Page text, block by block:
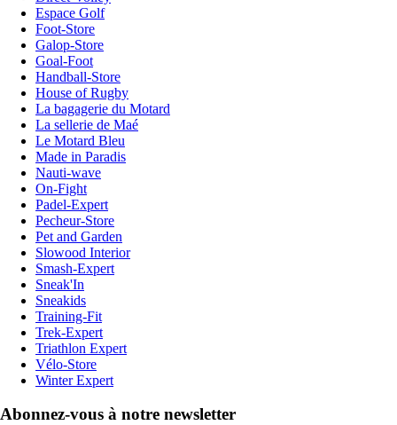
Espace Golf
Foot-Store
Galop-Store
Goal-Foot
Handball-Store
House of Rugby
La bagagerie du Motard
La sellerie de Maé
Le Motard Bleu
Made in Paradis
Nauti-wave
On-Fight
Padel-Expert
Pecheur-Store
Pet and Garden
Slowood Interior
Smash-Expert
Sneak'In
Sneakids
Training-Fit
Trek-Expert
Triathlon Expert
Vélo-Store
Winter Expert
Abonnez-vous à notre newsletter